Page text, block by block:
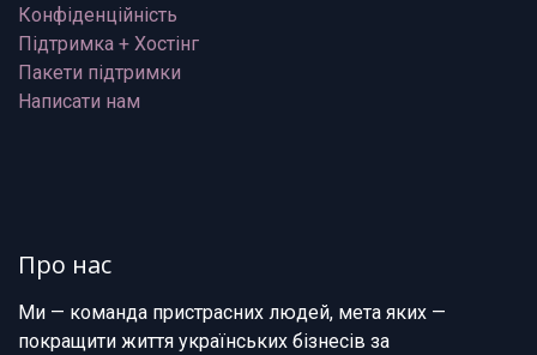
Конфіденційність
Підтримка + Хостінг
Пакети підтримки
Написати нам
Про нас
Ми — команда пристрасних людей, мета яких —
покращити життя українських бізнесів за